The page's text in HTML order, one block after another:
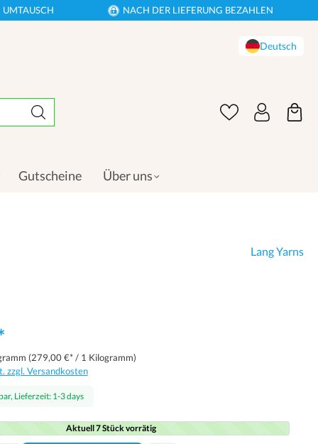
UMTAUSCH NACH DER LIEFERUNG BEZAHLEN
Deutsch
Gutscheine Über uns
Lang Yarns
(279,00 €* / 1 Kilogramm)
zzgl. Versandkosten
Lieferzeit: 1-3 days
Aktuell 7 Stück vorrätig